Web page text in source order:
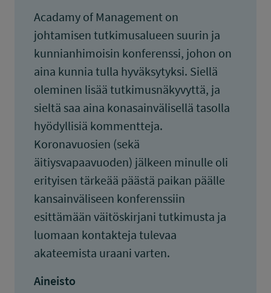
Acadamy of Management on
johtamisen tutkimusalueen suurin ja
kunnianhimoisin konferenssi, johon on
aina kunnia tulla hyväksytyksi. Siellä
oleminen lisää tutkimusnäkyvyttä, ja
sieltä saa aina konasainvälisellä tasolla
hyödyllisiä kommentteja.
Koronavuosien (sekä
äitiysvapaavuoden) jälkeen minulle oli
erityisen tärkeää päästä paikan päälle
kansainväliseen konferenssiin
esittämään väitöskirjani tutkimusta ja
luomaan kontakteja tulevaa
akateemista uraani varten.
Aineisto